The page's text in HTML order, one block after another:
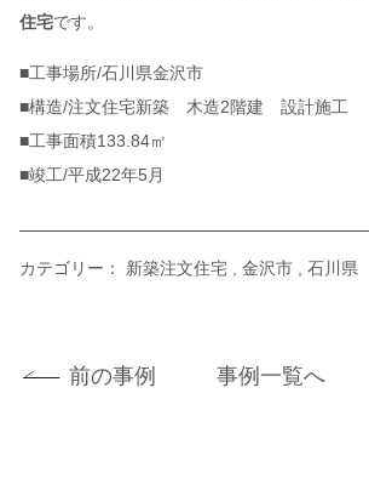
住宅です。
■工事場所/石川県金沢市
■構造/注文住宅新築 木造2階建 設計施工
■工事面積133.84㎡
■竣工/平成22年5月
カテゴリー： 新築注文住宅 金沢市 石川県
前の事例 事例一覧へ